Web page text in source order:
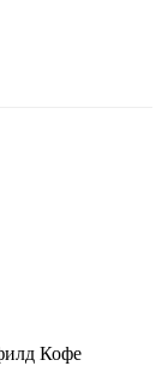
Кофе